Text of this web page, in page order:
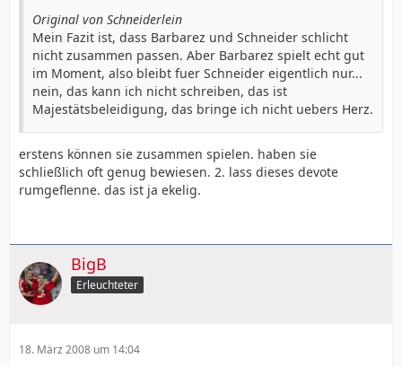
Original von Schneiderlein
Mein Fazit ist, dass Barbarez und Schneider schlicht
nicht zusammen passen. Aber Barbarez spielt echt gut
im Moment, also bleibt fuer Schneider eigentlich nur...
nein, das kann ich nicht schreiben, das ist
Majestätsbeleidigung, das bringe ich nicht uebers Herz.
erstens können sie zusammen spielen. haben sie
schließlich oft genug bewiesen. 2. lass dieses devote
rumgeflenne. das ist ja ekelig.
BigB
Erleuchteter
18. März 2008 um 14:04